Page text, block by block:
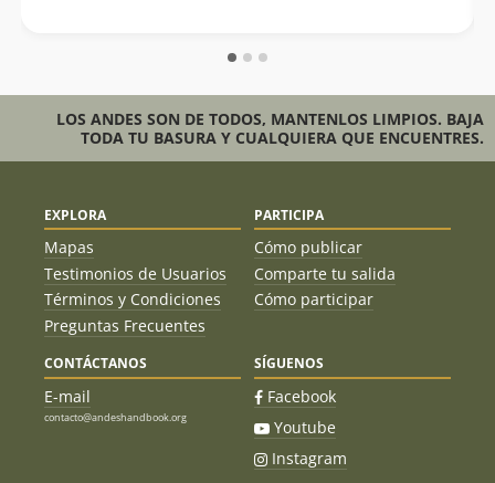
LOS ANDES SON DE TODOS, MANTENLOS LIMPIOS. BAJA
TODA TU BASURA Y CUALQUIERA QUE ENCUENTRES.
EXPLORA
Mapas
Testimonios de Usuarios
Términos y Condiciones
Preguntas Frecuentes
PARTICIPA
Cómo publicar
Comparte tu salida
Cómo participar
CONTÁCTANOS
E-mail
contacto@andeshandbook.org
SÍGUENOS
Facebook
Youtube
Instagram